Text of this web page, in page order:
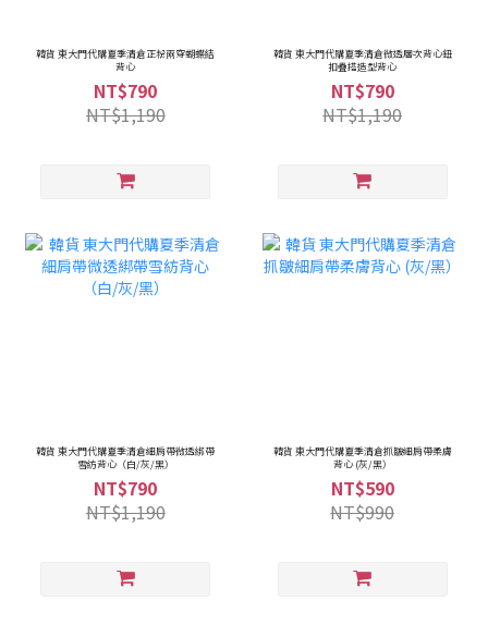
韓貨 東大門代購夏季清倉正粉兩穿蝴蝶結
背心
NT$790
NT$1,190
韓貨 東大門代購夏季清倉微透層次背心鈕
扣疊搭造型背心
NT$790
NT$1,190
韓貨 東大門代購夏季清倉細肩帶微透綁帶
雪紡背心（白/灰/黑）
NT$790
NT$1,190
韓貨 東大門代購夏季清倉抓皺細肩帶柔膚
背心 (灰/黑）
NT$590
NT$990